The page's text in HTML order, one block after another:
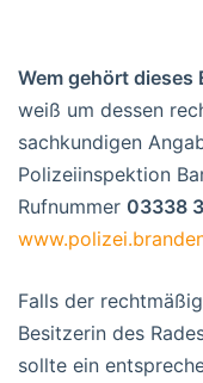
Wem gehört dieses
weiß um dessen
sachkundigen
Polizeiinspektion
Rufnummer 03338
Falls der
Besitzerin des
sollte ein